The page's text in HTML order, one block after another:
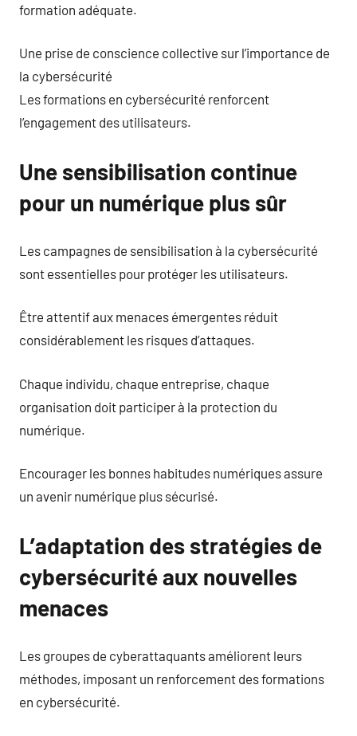
formation adéquate.
Une prise de conscience collective sur l’importance de
la cybersécurité
Les formations en cybersécurité renforcent
l’engagement des utilisateurs.
Une sensibilisation continue
pour un numérique plus sûr
Les campagnes de sensibilisation à la cybersécurité
sont essentielles pour protéger les utilisateurs.
Être attentif aux menaces émergentes réduit
considérablement les risques d’attaques.
Chaque individu, chaque entreprise, chaque
organisation doit participer à la protection du
numérique.
Encourager les bonnes habitudes numériques assure
un avenir numérique plus sécurisé.
L’adaptation des stratégies de
cybersécurité aux nouvelles
menaces
Les groupes de cyberattaquants améliorent leurs
méthodes, imposant un renforcement des formations
en cybersécurité.